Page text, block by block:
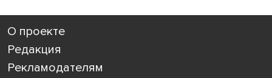
О проекте
Редакция
Рекламодателям